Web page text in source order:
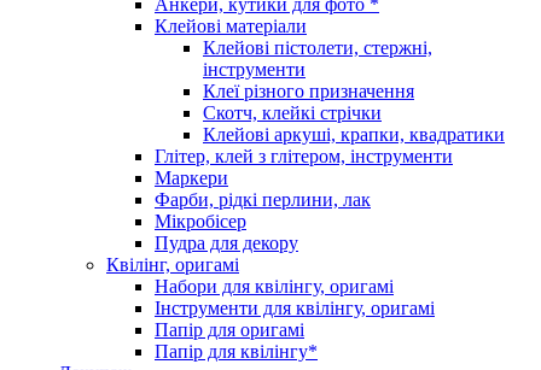
Клейові матеріали
Клейові пістолети, стержні,
інструменти
Клеї різного призначення
Скотч, клейкі стрічки
Клейові аркуші, крапки, квадратики
Глітер, клей з глітером, інструменти
Маркери
Фарби, рідкі перлини, лак
Мікробісер
Пудра для декору
Квілінг, оригамі
Набори для квілінгу, оригамі
Інструменти для квілінгу, оригамі
Папір для оригамі
Папір для квілінгу*